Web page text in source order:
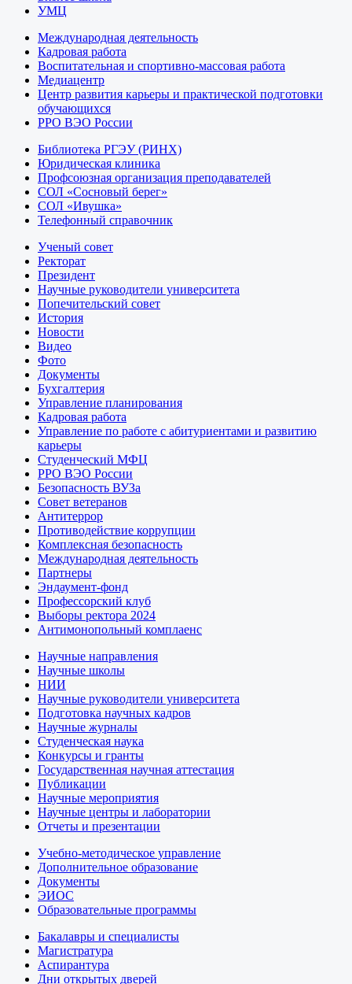
УМЦ
Международная деятельность
Кадровая работа
Воспитательная и спортивно-массовая работа
Медиацентр
Центр развития карьеры и практической подготовки
обучающихся
РРО ВЭО России
Библиотека РГЭУ (РИНХ)
Юридическая клиника
Профсоюзная организация преподавателей
СОЛ «Сосновый берег»
СОЛ «Ивушка»
Телефонный справочник
Ученый совет
Ректорат
Президент
Научные руководители университета
Попечительский совет
История
Новости
Видео
Фото
Документы
Бухгалтерия
Управление планирования
Кадровая работа
Управление по работе с абитуриентами и развитию
карьеры
Студенческий МФЦ
РРО ВЭО России
Безопасность ВУЗа
Совет ветеранов
Антитеррор
Противодействие коррупции
Комплексная безопасность
Международная деятельность
Партнеры
Эндаумент-фонд
Профессорский клуб
Выборы ректора 2024
Антимонопольный комплаенс
Научные направления
Научные школы
НИИ
Научные руководители университета
Подготовка научных кадров
Научные журналы
Студенческая наука
Конкурсы и гранты
Государственная научная аттестация
Публикации
Научные мероприятия
Научные центры и лаборатории
Отчеты и презентации
Учебно-методическое управление
Дополнительное образование
Документы
ЭИОС
Образовательные программы
Бакалавры и специалисты
Магистратура
Аспирантура
Дни открытых дверей